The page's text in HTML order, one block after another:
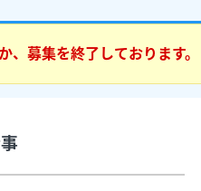
、募集を終了しております。